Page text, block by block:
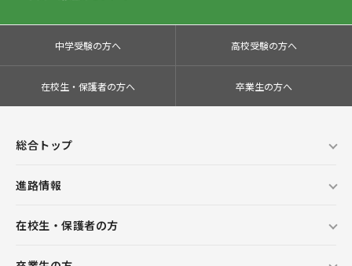
中学受験の方へ 高校受験の方へ
在校生・保護者の方へ 卒業生の方へ
総合トップ
進路情報
在校生・保護者の方